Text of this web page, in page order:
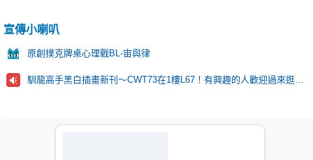
宣傳小喇叭
原創撲克牌桌心理戰BL-宙與律
馴龍高手黑白插畫新刊～CWT73在1樓L67！有興趣的人歡迎過來逛逛！